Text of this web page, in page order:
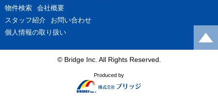
物件検索
会社概要
スタッフ紹介
お問い合わせ
個人情報の取り扱い
© Bridge Inc. All Rights Reserved.
Produced by